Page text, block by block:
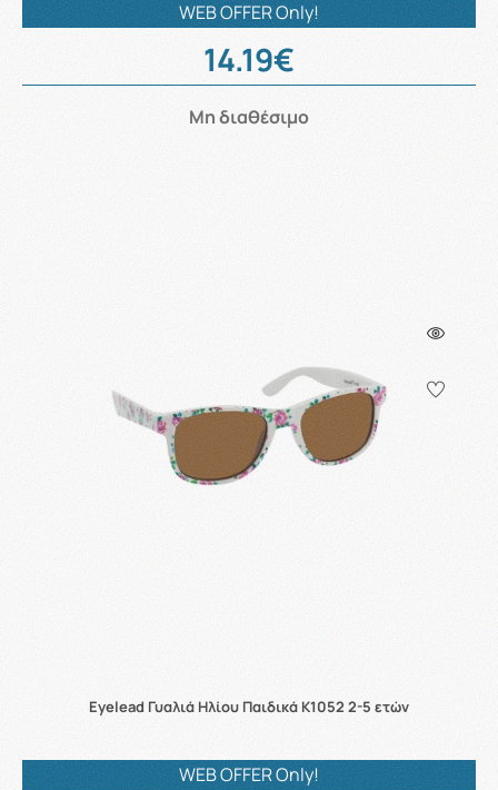
WEB OFFER Only!
14.19€
Μη διαθέσιμο
Eyelead Γυαλιά Ηλίου Παιδικά K1052 2-5 ετών
WEB OFFER Only!